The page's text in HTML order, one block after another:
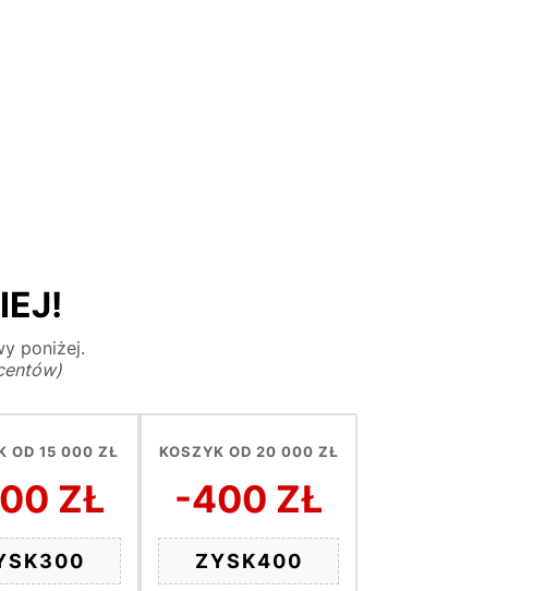
poniżej.
OD 15 000 ZŁ
ZŁ
KOSZYK OD 20 000 ZŁ
-400 ZŁ
ZYSK400